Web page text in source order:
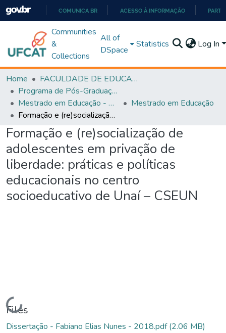
PARA
O
COMUNICA BR ACESSO À INFORMAÇÃO
Communities
&
Collections
All of
DSpace
Statistics Log In
Home
FACULDADE DE EDUCAÇÃO
Programa de Pós-Graduação em Educação (PPGEDUC)
Mestrado em Educação - PPGEDUC
Mestrado em Educação
Formação e (re)socialização de adolescentes em privação de liberdade: práticas e políticas educacionais no centro socioeducativo de Unaí – CSEUN
Formação e (re)socialização de
adolescentes em privação de
liberdade: práticas e políticas
educacionais no centro
socioeducativo de Unaí – CSEUN
Loading...
Files
Dissertação - Fabiano Elias Nunes - 2018.pdf(2.06 MB)